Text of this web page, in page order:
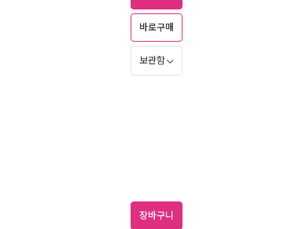
바로구매
보관함
장바구니